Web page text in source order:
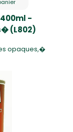
-
(L802)
opaques,�